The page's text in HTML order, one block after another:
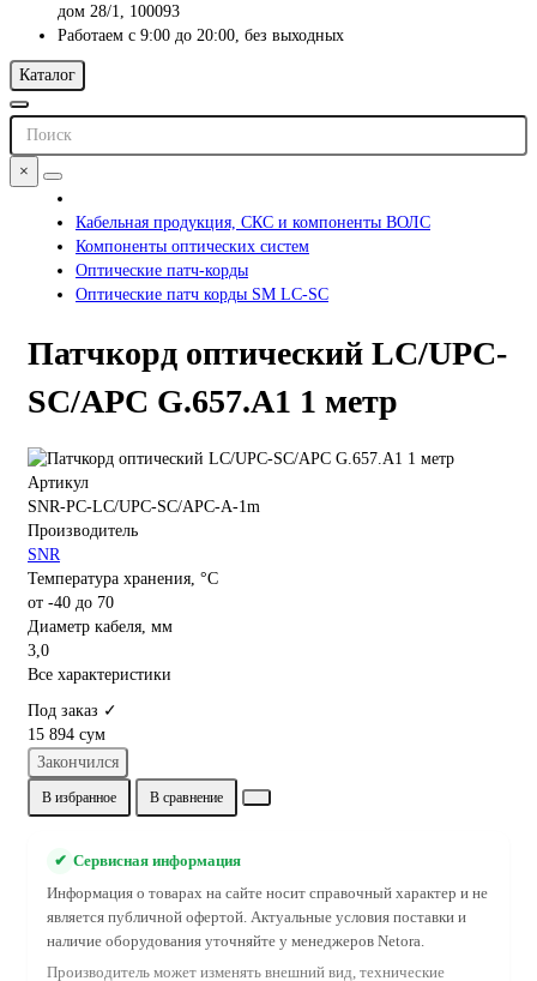
дом 28/1, 100093
Работаем с 9:00 до 20:00, без выходных
Каталог
×
Кабельная продукция, СКС и компоненты ВОЛС
Компоненты оптических систем
Оптические патч-корды
Оптические патч корды SM LC-SC
Патчкорд оптический LC/UPC-
SC/APC G.657.A1 1 метр
Артикул
SNR-PC-LC/UPC-SC/APC-A-1m
Производитель
SNR
Температура хранения, °C
от -40 до 70
Диаметр кабеля, мм
3,0
Все характеристики
Под заказ ✓
15 894 сум
Закончился
В избранное В сравнение
✔ Сервисная информация
Информация о товарах на сайте носит справочный характер и не
является публичной офертой. Актуальные условия поставки и
наличие оборудования уточняйте у менеджеров Netora.
Производитель может изменять внешний вид, технические